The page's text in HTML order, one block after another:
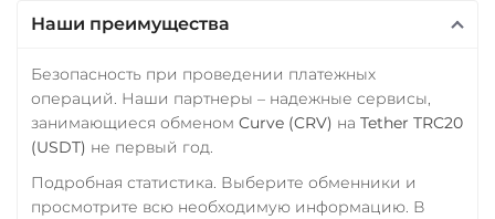
Stellar (XLM)
Sui
Sushi
Synthetix (SNX)
СБП RUB
Совкомбанк RUB
Счет ИП/ООО
UAH RUB USD
EUR
Тинькофф
Наши преимущества
Безопасность при проведении платежных
операций. Наши партнеры – надежные сервисы,
занимающиеся обменом Curve (CRV) на Tether TRC20
(USDT) не первый год.
Подробная статистика. Выберите обменники и
просмотрите всю необходимую информацию. В